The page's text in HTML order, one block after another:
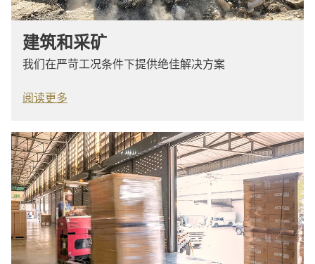
建筑和采矿
我们在严苛工况条件下提供绝佳解决方案
阅读更多